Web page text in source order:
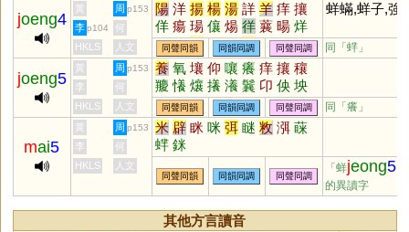
joeng4
黃 周 p153 陽 洋 揚 楊 湯 詳 羊 痒 攘
佯 瘍 瑒 儴 煬 徉 蘘 暘 烊
颺 垟 瀼 穰 禳 昜 蝆 眻 獽
珜 崵 鐊 鸉 勷 禓 鍚
蛘蟎,蛘子,強
李 p104
何
HKLS
人文 同聲同韻 同韻同調 同聲同調 同「蝆 」
joeng5
黃 周 p153 養 氧 壤 仰 嚷 癢 痒 攘 穰
羻 懩 爙 攁 瀁 鬤 卬 佒 坱
李
何
HKLS
人文 同聲同韻 同韻同調 同聲同調 同「癢 」
mai5
黃 周 p153 米 辟 眯 咪 弭 瞇 敉 渳 蔝
蝆 銤
李
何
HKLS
人文
同聲同韻 同韻同調 同聲同調
「蛘jeong5
的異讀字
其他方言讀音